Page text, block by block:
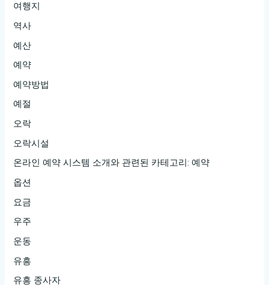
여행지
역사
예산
예약
예약방법
예절
오락
오락시설
온라인 예약 시스템 소개와 관련된 카테고리: 예약
옵션
요금
우주
운동
유흥
유흥 종사자